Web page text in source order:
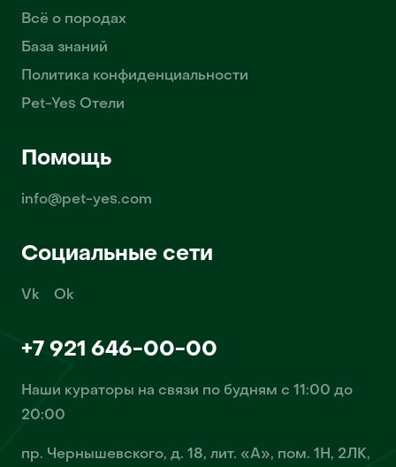
Всё о породах
База знаний
Политика конфиденциальности
Pet-Yes Отели
Помощь
info@pet-yes.com
Социальные сети
Vk Ok
+7 921 646-00-00
Наши кураторы на связи по будням с 11:00 до
20:00
пр. Чернышевского, д. 18, лит. «А», пом. 1Н, 2ЛК,